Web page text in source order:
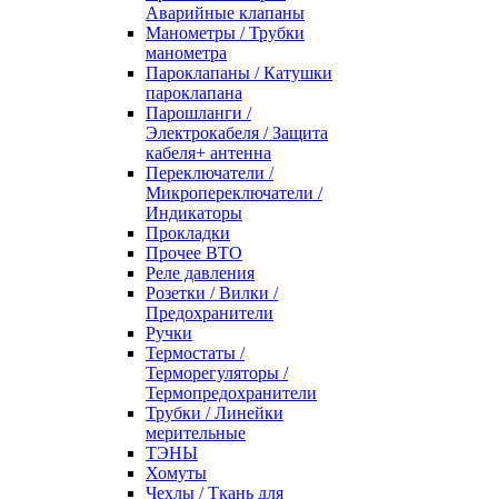
Аварийные клапаны
Манометры / Трубки
манометра
Пароклапаны / Катушки
пароклапана
Парошланги /
Электрокабеля / Защита
кабеля+ антенна
Переключатели /
Микропереключатели /
Индикаторы
Прокладки
Прочее ВТО
Реле давления
Розетки / Вилки /
Предохранители
Ручки
Термостаты /
Терморегуляторы /
Термопредохранители
Трубки / Линейки
мерительные
ТЭНЫ
Хомуты
Чехлы / Ткань для